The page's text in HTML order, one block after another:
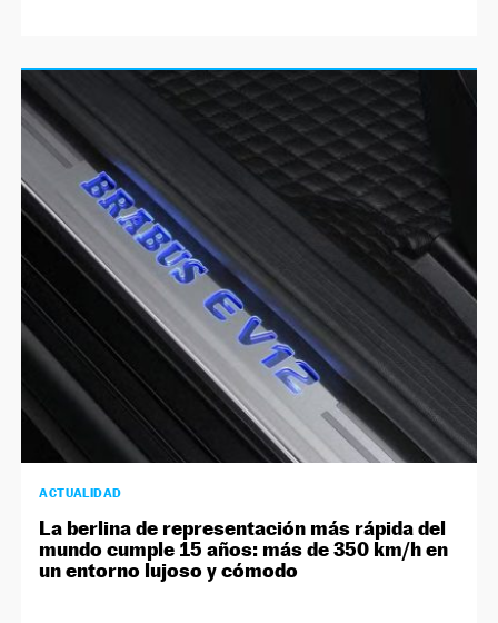
ACTUALIDAD
La berlina de representación más rápida del
mundo cumple 15 años: más de 350 km/h en
un entorno lujoso y cómodo